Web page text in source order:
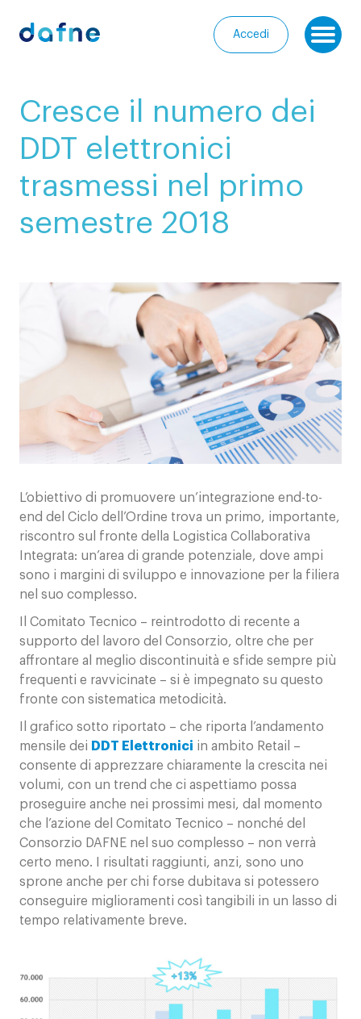
Consorzio Dafne Accedi
Chi
siamo
Entra
Calendario
Contatti
nostri
progetti
I
nostri
servizi
Cresce il numero dei
DDT elettronici
trasmessi nel primo
semestre 2018
L’obiettivo di promuovere un’integrazione end-to-
end del Ciclo dell’Ordine trova un primo, importante,
riscontro sul fronte della Logistica Collaborativa
Integrata: un’area di grande potenziale, dove ampi
sono i margini di sviluppo e innovazione per la filiera
nel suo complesso.
Il Comitato Tecnico – reintrodotto di recente a
supporto del lavoro del Consorzio, oltre che per
affrontare al meglio discontinuità e sfide sempre più
frequenti e ravvicinate – si è impegnato su questo
fronte con sistematica metodicità.
Il grafico sotto riportato – che riporta l’andamento
mensile dei DDT Elettronici in ambito Retail –
consente di apprezzare chiaramente la crescita nei
volumi, con un trend che ci aspettiamo possa
proseguire anche nei prossimi mesi, dal momento
che l’azione del Comitato Tecnico – nonché del
Consorzio DAFNE nel suo complesso – non verrà
certo meno. I risultati raggiunti, anzi, sono uno
sprone anche per chi forse dubitava si potessero
conseguire miglioramenti così tangibili in un lasso di
tempo relativamente breve.